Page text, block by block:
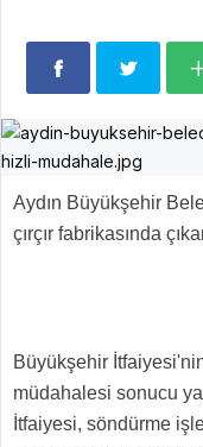
Aydın Büyükşehir
çırçır fabrikasında
Büyükşehir
müdahalesi sonucu
İtfaiyesi, söndürme